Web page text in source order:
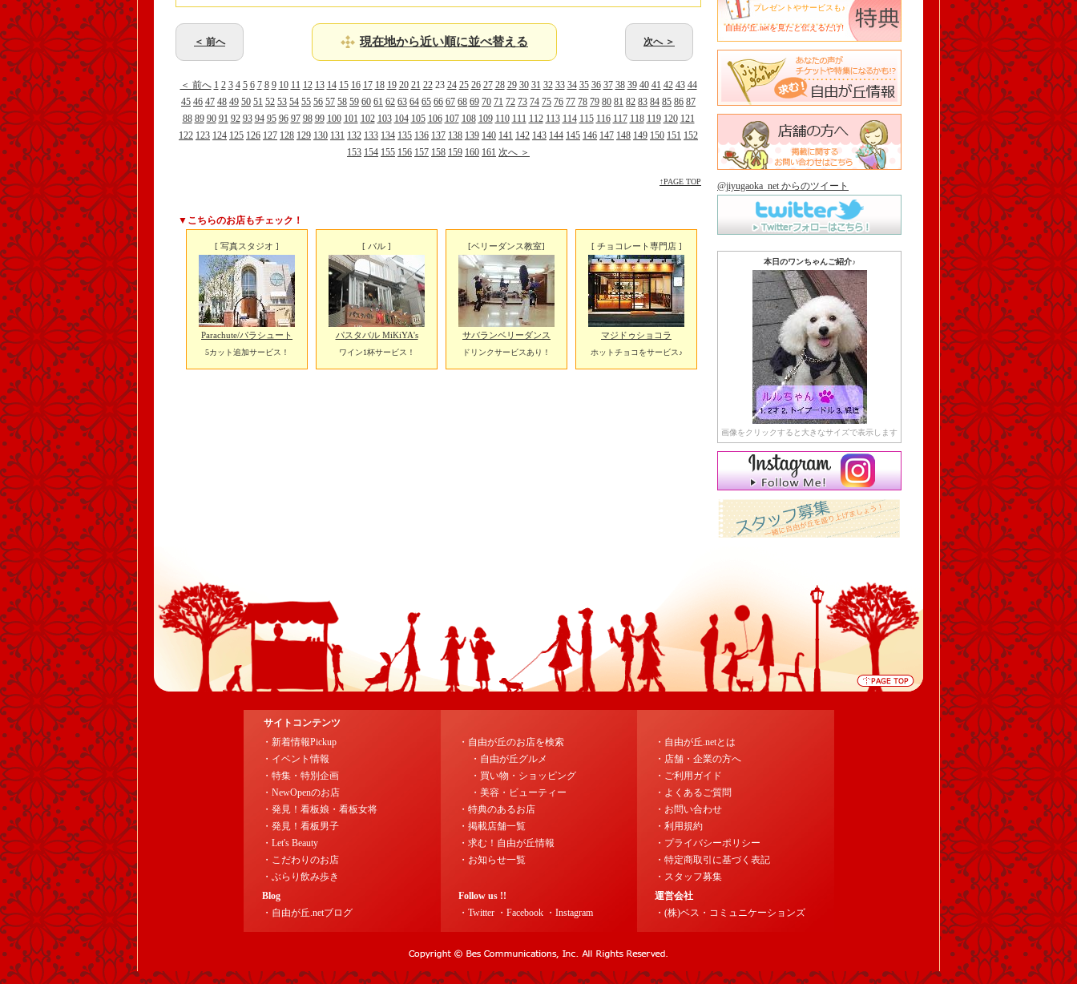
＜ 前へ 現在地から近い順に並べ替える 次へ ＞
＜ 前へ 1 2 3 4 5 6 7 8 9 10 11 12 13 14 15 16 17 18 19 20 21 22 23 24 25 26 27 28 29 30 31 32 33 34 35 36 37 38 39 40 41 42 43 44
45 46 47 48 49 50 51 52 53 54 55 56 57 58 59 60 61 62 63 64 65 66 67 68 69 70 71 72 73 74 75 76 77 78 79 80 81 82 83 84 85 86 87
88 89 90 91 92 93 94 95 96 97 98 99 100 101 102 103 104 105 106 107 108 109 110 111 112 113 114 115 116 117 118 119 120 121
122 123 124 125 126 127 128 129 130 131 132 133 134 135 136 137 138 139 140 141 142 143 144 145 146 147 148 149 150 151 152
153 154 155 156 157 158 159 160 161 次へ ＞
↑PAGE TOP
▼こちらのお店もチェック！
[ 写真スタジオ ]
Parachute/パラシュート
5カット追加サービス！
[ バル ]
パスタバル MiKiYA's
ワイン1杯サービス！
[ベリーダンス教室]
サバランベリーダンス
ドリンクサービスあり！
[ チョコレート専門店 ]
マジドゥショコラ
ホットチョコをサービス♪
プレゼントやサービスも♪
自由が丘.netを見たと伝えるだけ!
@jiyugaoka_net からのツイート
本日のワンちゃんご紹介♪
画像をクリックすると大きなサイズで表示します
サイトコンテンツ
・新着情報Pickup
・イベント情報
・特集・特別企画
・NewOpenのお店
・発見！看板娘・看板女将
・発見！看板男子
・Let's Beauty
・こだわりのお店
・ぶらり飲み歩き
Blog
・自由が丘.netブログ
・自由が丘のお店を検索
・自由が丘グルメ
・買い物・ショッピング
・美容・ビューティー
・特典のあるお店
・掲載店舗一覧
・求む！自由が丘情報
・お知らせ一覧
Follow us !!
・Twitter
・Facebook ・Instagram
・自由が丘.netとは
・店舗・企業の方へ
・ご利用ガイド
・よくあるご質問
・お問い合わせ
・利用規約
・プライバシーポリシー
・特定商取引に基づく表記
・スタッフ募集
運営会社
・(株)ベス・コミュニケーションズ